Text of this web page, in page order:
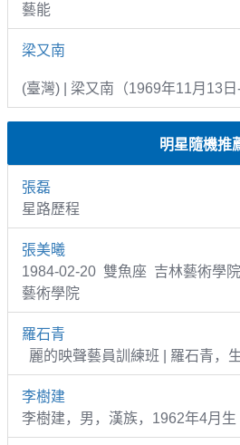
藝能
梁又南
(臺灣) | 梁又南（1969年11月13
明星隨機推
張磊
星路歷程
張美曦
1984-02-20 雙魚座 吉林藝術學
藝術學院
羅石青
麗的映聲藝員訓練班 | 羅石青，
李樹建
李樹建，男，漢族，1962年4月生